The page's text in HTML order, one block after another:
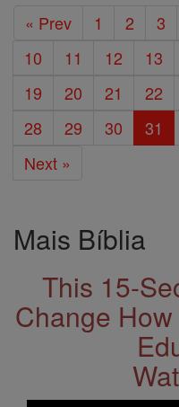
« Prev 1 2 3
10
11 12 13
19
20 21 22
28
29 30 31
Next »
Mais Bíblia
This 15-
Change